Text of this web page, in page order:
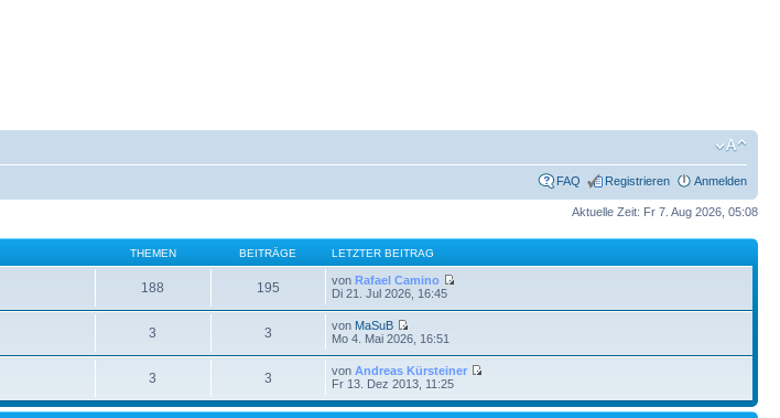
FAQ Registrieren Anmelden
Aktuelle Zeit: Fr 7. Aug 2026, 05:08
THEMEN BEITRÄGE LETZTER BEITRAG
188 195 vonRafael Camino
Di 21. Jul 2026, 16:45
3 3 von MaSuB
Mo 4. Mai 2026, 16:51
3 3 vonAndreas Kürsteiner
Fr 13. Dez 2013, 11:25